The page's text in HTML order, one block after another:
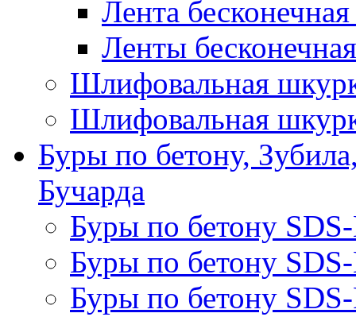
Лента
Ленты
Шлифовальная
Шлифовальная
Буры по бетону,
Бучарда
Буры по бетону
Буры по бетону
Буры по бетону